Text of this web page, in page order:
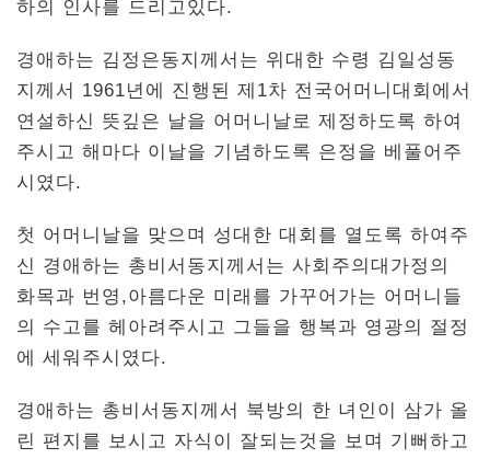
하의 인사를 드리고있다.
경애하는 김정은동지께서는 위대한 수령 김일성동
지께서 1961년에 진행된 제1차 전국어머니대회에서
연설하신 뜻깊은 날을 어머니날로 제정하도록 하여
주시고 해마다 이날을 기념하도록 은정을 베풀어주
시였다.
첫 어머니날을 맞으며 성대한 대회를 열도록 하여주
신 경애하는 총비서동지께서는 사회주의대가정의
화목과 번영,아름다운 미래를 가꾸어가는 어머니들
의 수고를 헤아려주시고 그들을 행복과 영광의 절정
에 세워주시였다.
경애하는 총비서동지께서 북방의 한 녀인이 삼가 올
린 편지를 보시고 자식이 잘되는것을 보며 기뻐하고